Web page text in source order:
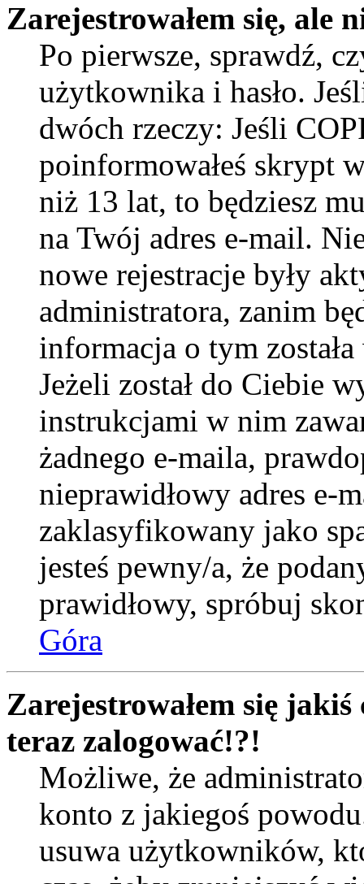
Zarejestrowałem się, ale
Po pierwsze, sprawdź,
użytkownika i hasło.
dwóch rzeczy: Jeśli
poinformowałeś skrypt
niż 13 lat, to będziesz
na Twój adres e-mail.
nowe rejestracje były
administratora, zanim
informacja o tym
Jeżeli został do Ciebie
instrukcjami w nim
żadnego e-maila,
nieprawidłowy adres e-
zaklasyfikowany jako
jesteś pewny/a, że
prawidłowy, spróbuj
Góra
Zarejestrowałem się jakiś
teraz zalogować!?!
Możliwe, że
konto z jakiegoś
usuwa użytkowników,